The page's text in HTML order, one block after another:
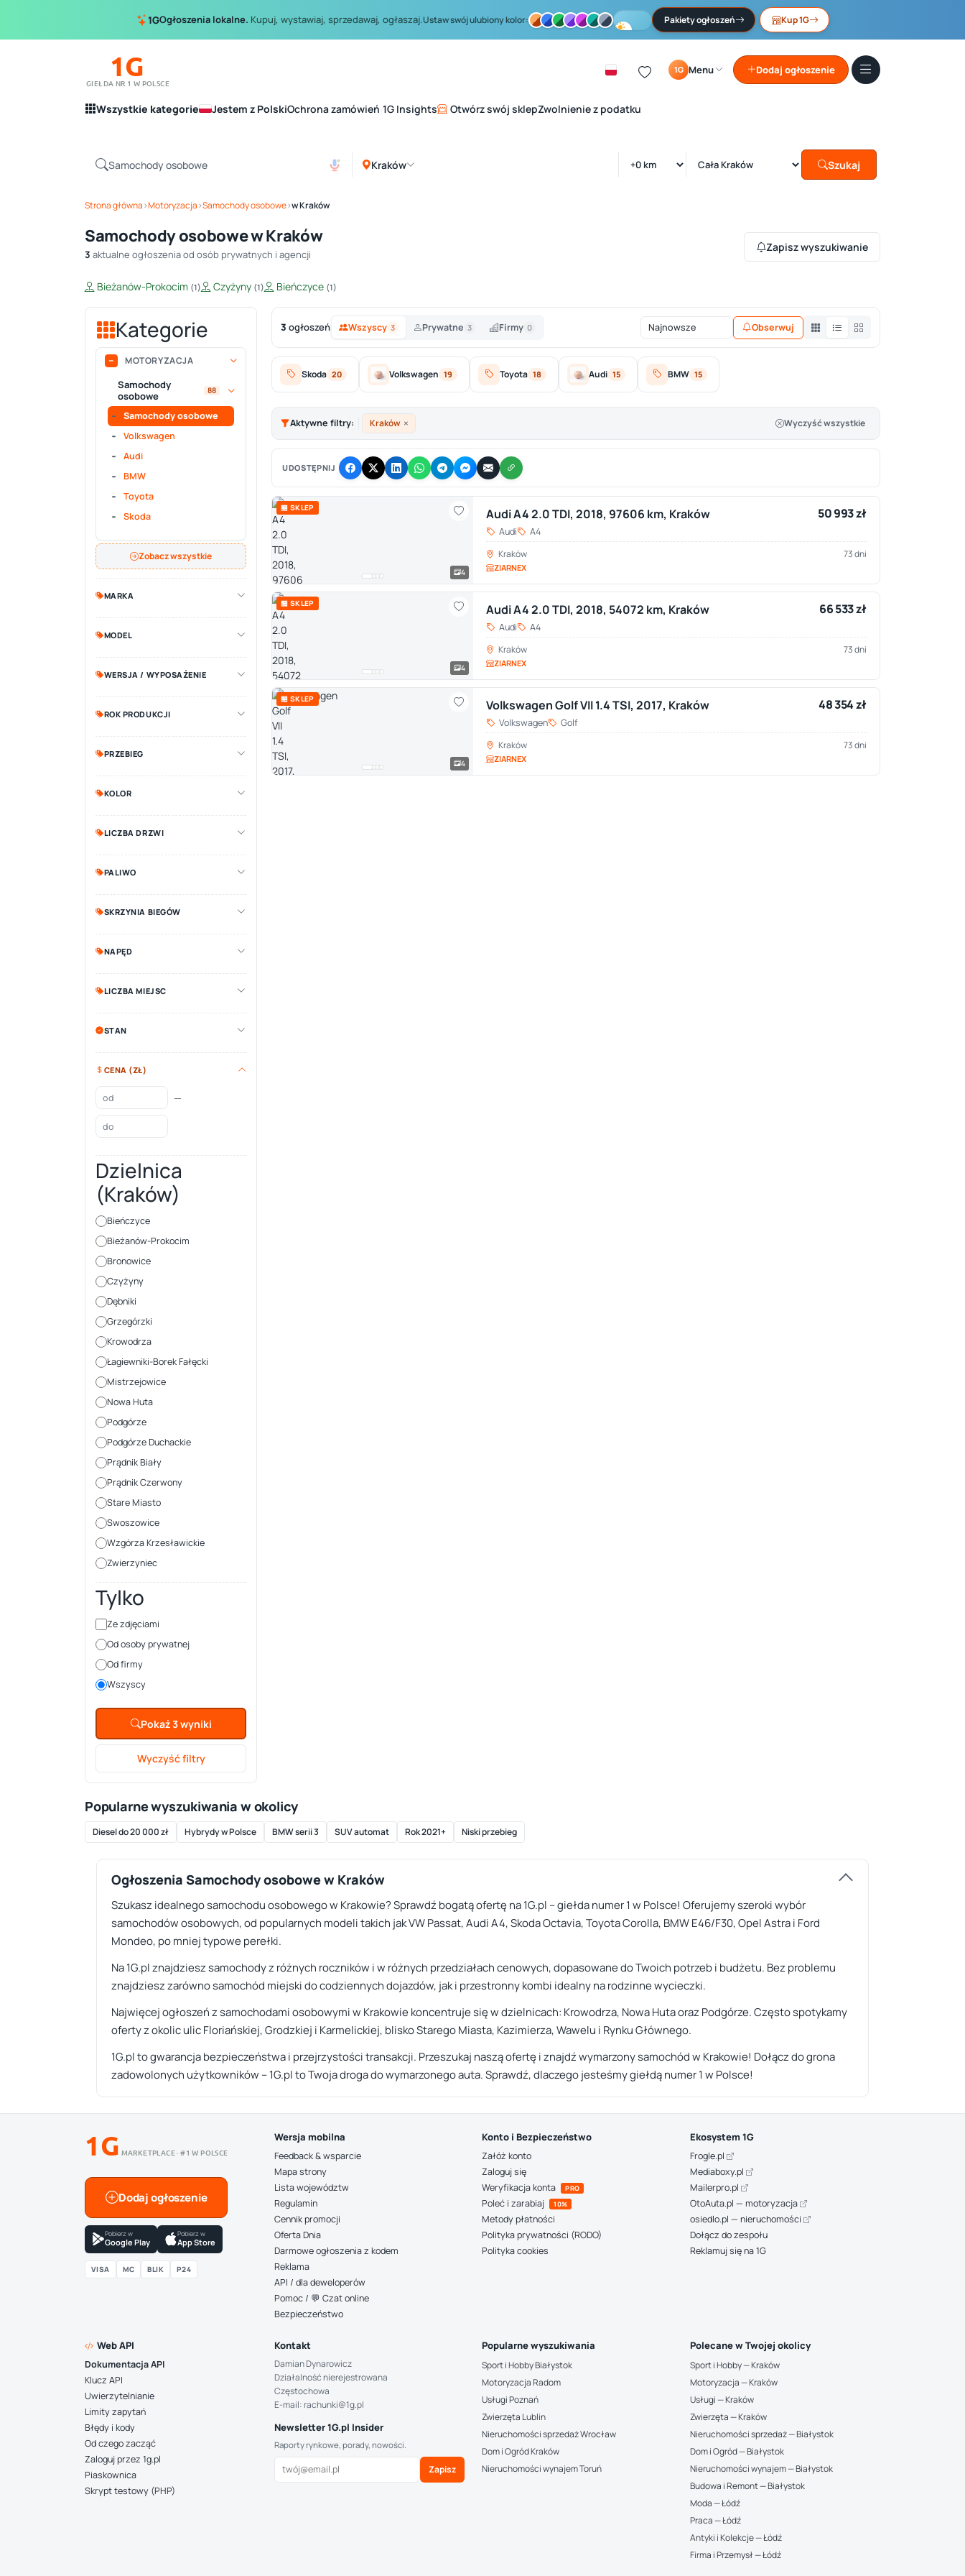
1GOgłoszenia lokalne. Kupuj, wystawiaj, sprzedawaj, ogłaszaj.Ustaw swój ulubiony kolor: Pakiety ogłoszeń Kup 1G
1G
GIEŁDA NR 1 W POLSCE
1G Menu Dodaj ogłoszenie
Wszystkie kategorie Jestem z PolskiOchrona zamówień 1G Insights Otwórz swój sklepZwolnienie z podatku
Kraków Szukaj
Strona główna›Motoryzacja›Samochody osobowe›w Kraków
Samochody osobowe w Kraków
3 aktualne ogłoszenia od osób prywatnych i agencji
Zapisz wyszukiwanie
Bieżanów-Prokocim (1) Czyżyny (1) Bieńczyce (1)
Kategorie
MOTORYZACJA
Samochody
osobowe
88
Samochody osobowe
Volkswagen
Audi
BMW
Toyota
Skoda
Zobacz wszystkie
MARKA
MODEL
WERSJA / WYPOSAŻENIE
ROK PRODUKCJI
PRZEBIEG
KOLOR
LICZBA DRZWI
PALIWO
SKRZYNIA BIEGÓW
NAPĘD
LICZBA MIEJSC
STAN
CENA (ZŁ)
—
Dzielnica
(Kraków)
Bieńczyce
Bieżanów-Prokocim
Bronowice
Czyżyny
Dębniki
Grzegórzki
Krowodrza
Łagiewniki-Borek Fałęcki
Mistrzejowice
Nowa Huta
Podgórze
Podgórze Duchackie
Prądnik Biały
Prądnik Czerwony
Stare Miasto
Swoszowice
Wzgórza Krzesławickie
Zwierzyniec
Tylko
Ze zdjęciami
Od osoby prywatnej
Od firmy
Wszyscy
Pokaż 3 wyniki
Wyczyść filtry
3 ogłoszeń Wszyscy 3 Prywatne 3 Firmy 0 Obserwuj
Skoda 20 Volkswagen 19 Toyota 18 Audi 15 BMW 15
Aktywne filtry: Kraków × Wyczyść wszystkie
UDOSTĘPNIJ
🏪 SKLEP
4
Audi A4 2.0 TDI, 2018, 97606 km, Kraków 50 993 zł
Audi
A4
Kraków
73 dni
ZIARNEX
🏪 SKLEP
4
Audi A4 2.0 TDI, 2018, 54072 km, Kraków 66 533 zł
Audi
A4
Kraków
73 dni
ZIARNEX
🏪 SKLEP
4
Volkswagen Golf VII 1.4 TSI, 2017, Kraków 48 354 zł
Volkswagen
Golf
Kraków
73 dni
ZIARNEX
Popularne wyszukiwania w okolicy
Diesel do 20 000 zł Hybrydy w Polsce BMW serii 3 SUV automat Rok 2021+ Niski przebieg
Ogłoszenia Samochody osobowe w Kraków
Szukasz idealnego samochodu osobowego w Krakowie? Sprawdź bogatą ofertę na 1G.pl – giełda numer 1 w Polsce! Oferujemy szeroki wybór
samochodów osobowych, od popularnych modeli takich jak VW Passat, Audi A4, Skoda Octavia, Toyota Corolla, BMW E46/F30, Opel Astra i Ford
Mondeo, po mniej typowe perełki.
Na 1G.pl znajdziesz samochody z różnych roczników i w różnych przedziałach cenowych, dopasowane do Twoich potrzeb i budżetu. Bez problemu
znajdziesz zarówno samochód miejski do codziennych dojazdów, jak i przestronny kombi idealny na rodzinne wycieczki.
Najwięcej ogłoszeń z samochodami osobowymi w Krakowie koncentruje się w dzielnicach: Krowodrza, Nowa Huta oraz Podgórze. Często spotykamy
oferty z okolic ulic Floriańskiej, Grodzkiej i Karmelickiej, blisko Starego Miasta, Kazimierza, Wawelu i Rynku Głównego.
1G.pl to gwarancja bezpieczeństwa i przejrzystości transakcji. Przeszukaj naszą ofertę i znajdź wymarzony samochód w Krakowie! Dołącz do grona
zadowolonych użytkowników – 1G.pl to Twoja droga do wymarzonego auta. Sprawdź, dlaczego jesteśmy giełdą numer 1 w Polsce!
1G MARKETPLACE · #1 W POLSCE
Dodaj ogłoszenie
Pobierz w
Google Play
Pobierz w
App Store
VISA MC BLIK P24
Wersja mobilna
Feedback & wsparcie
Mapa strony
Lista województw
Regulamin
Cennik promocji
Oferta Dnia
Darmowe ogłoszenia z kodem
Reklama
API / dla deweloperów
Pomoc / 💬 Czat online
Bezpieczeństwo
Konto i Bezpieczeństwo
Załóż konto
Zaloguj się
Weryfikacja konta
PRO
Poleć i zarabiaj 10%
Metody płatności
Polityka prywatności (RODO)
Polityka cookies
Ekosystem 1G
Frogle.pl
Mediaboxy.pl
Mailerpro.pl
OtoAuta.pl — motoryzacja
osiedlo.pl — nieruchomości
Dołącz do zespołu
Reklamuj się na 1G
Web API
Dokumentacja API
Klucz API
Uwierzytelnianie
Limity zapytań
Błędy i kody
Od czego zacząć
Zaloguj przez 1g.pl
Piaskownica
Skrypt testowy (PHP)
Kontakt
Damian Dynarowicz
Działalność nierejestrowana
Częstochowa
E-mail: rachunki@1g.pl
Newsletter 1G.pl Insider
Raporty rynkowe, porady, nowości.
Zapisz
Popularne wyszukiwania
Sport i Hobby Białystok
Motoryzacja Radom
Usługi Poznań
Zwierzęta Lublin
Nieruchomości sprzedaż Wrocław
Dom i Ogród Kraków
Nieruchomości wynajem Toruń
Polecane w Twojej okolicy
Sport i Hobby — Kraków
Motoryzacja — Kraków
Usługi — Kraków
Zwierzęta — Kraków
Nieruchomości sprzedaż — Białystok
Dom i Ogród — Białystok
Nieruchomości wynajem — Białystok
Budowa i Remont — Białystok
Moda — Łódź
Praca — Łódź
Antyki i Kolekcje — Łódź
Firma i Przemysł — Łódź